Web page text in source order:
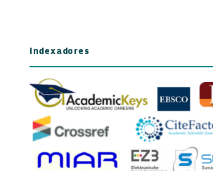
Indexadores